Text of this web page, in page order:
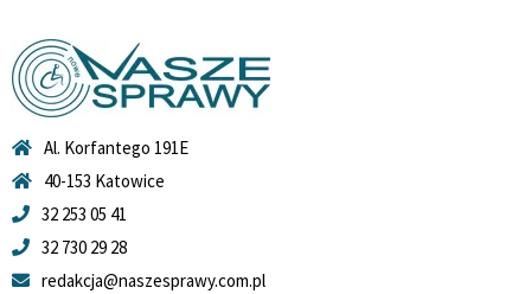
Al. Korfantego 191E
40-153 Katowice
32 253 05 41
32 730 29 28
redakcja@naszesprawy.com.pl